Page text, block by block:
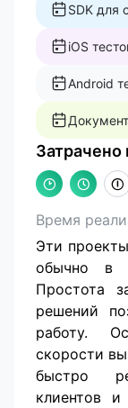
SDK для
iOS
Android
Затрачено
Время
Эти
обычно в
Простота
решений
работу.
скорости
быстро
клиентов